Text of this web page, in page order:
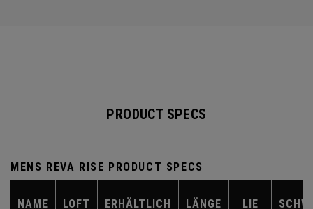
PRODUCT SPECS
MENS REVA RISE PRODUCT SPECS
NAME LOFT ERHÄLTLICH LÄNGE LIE